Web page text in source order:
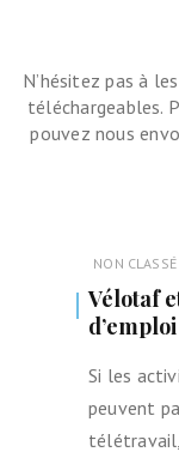
N’hésitez pas à
téléchargeables.
pouvez nous
NON CLASSÉ
Vélotaf
Si les
peuvent